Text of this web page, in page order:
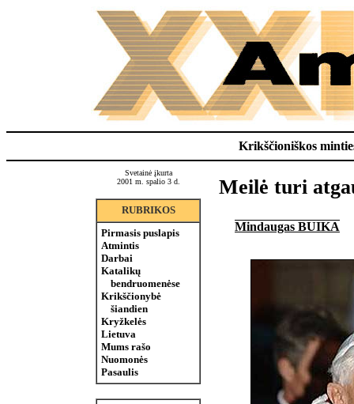
Krikščioniškos
Svetainė įkurta
2001 m. spalio 3 d.
RUBRIKOS
Pirmasis puslapis
Atmintis
Darbai
Katalikų
bendruomenėse
Krikščionybė
šiandien
Kryžkelės
Lietuva
Mums rašo
Nuomonės
Pasaulis
Meilė turi
Mindaugas BUIKA